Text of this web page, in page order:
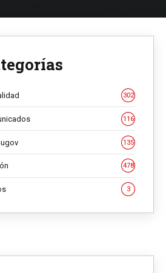
302
116
135
478
3